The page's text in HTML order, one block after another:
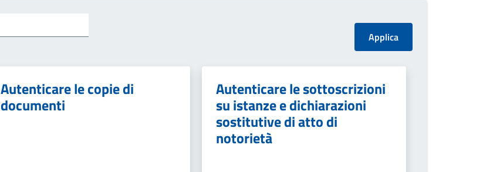
Autenticare le copie di
documenti
Autenticare le sottoscrizioni
su istanze e dichiarazioni
sostitutive di atto di
notorietà